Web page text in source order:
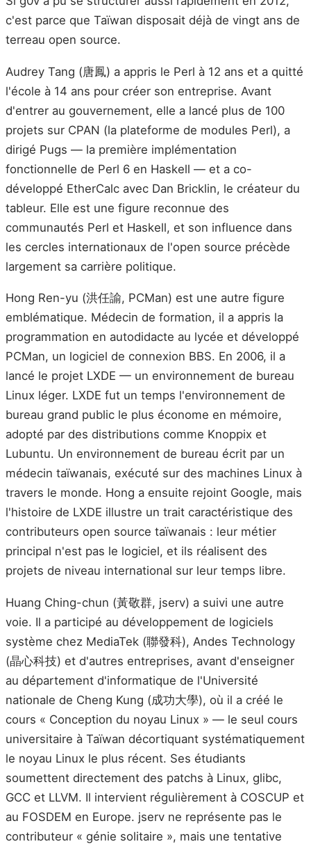
c'est parce que Taïwan disposait déjà de vingt ans de
terreau open source.
Audrey Tang (唐鳳) a appris le Perl à 12 ans et a quitté
l'école à 14 ans pour créer son entreprise. Avant
d'entrer au gouvernement, elle a lancé plus de 100
projets sur CPAN (la plateforme de modules Perl), a
dirigé Pugs — la première implémentation
fonctionnelle de Perl 6 en Haskell — et a co-
développé EtherCalc avec Dan Bricklin, le créateur du
tableur. Elle est une figure reconnue des
communautés Perl et Haskell, et son influence dans
les cercles internationaux de l'open source précède
largement sa carrière politique.
Hong Ren-yu (洪任諭, PCMan) est une autre figure
emblématique. Médecin de formation, il a appris la
programmation en autodidacte au lycée et développé
PCMan, un logiciel de connexion BBS. En 2006, il a
lancé le projet LXDE — un environnement de bureau
Linux léger. LXDE fut un temps l'environnement de
bureau grand public le plus économe en mémoire,
adopté par des distributions comme Knoppix et
Lubuntu. Un environnement de bureau écrit par un
médecin taïwanais, exécuté sur des machines Linux à
travers le monde. Hong a ensuite rejoint Google, mais
l'histoire de LXDE illustre un trait caractéristique des
contributeurs open source taïwanais : leur métier
principal n'est pas le logiciel, et ils réalisent des
projets de niveau international sur leur temps libre.
Huang Ching-chun (黃敬群, jserv) a suivi une autre
voie. Il a participé au développement de logiciels
système chez MediaTek (聯發科), Andes Technology
(晶心科技) et d'autres entreprises, avant d'enseigner
au département d'informatique de l'Université
nationale de Cheng Kung (成功大學), où il a créé le
cours « Conception du noyau Linux » — le seul cours
universitaire à Taïwan décortiquant systématiquement
le noyau Linux le plus récent. Ses étudiants
soumettent directement des patchs à Linux, glibc,
GCC et LLVM. Il intervient régulièrement à COSCUP et
au FOSDEM en Europe. jserv ne représente pas le
contributeur « génie solitaire », mais une tentative